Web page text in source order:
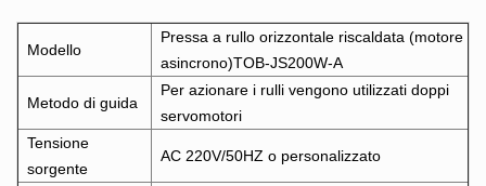
Modello
Pressa a rullo orizzontale riscaldata (motore
asincrono)TOB-JS200W-A
Metodo di guida
Per azionare i rulli vengono utilizzati doppi
servomotori
Tensione
sorgente
AC 220V/50HZ o personalizzato